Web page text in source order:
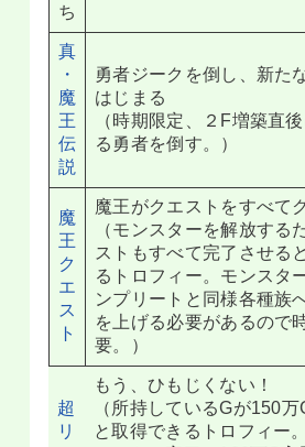
ち
真
・
魔
王
伝
説
勇者ジークを倒し、新た
はじまる
（時期限定、２F増築直
る勇者を倒す。）
魔
王
ク
エ
ス
ト
魔王がクエストをすべて
（モンスターを解放する
ストもすべて完了させる
るトロフィー。モンスタ
ンプリートと同様各種族
を上げる必要があるので
要。）
超
リ
もう、ひもじくない！
（所持しているGが150万
と取得できるトロフィー